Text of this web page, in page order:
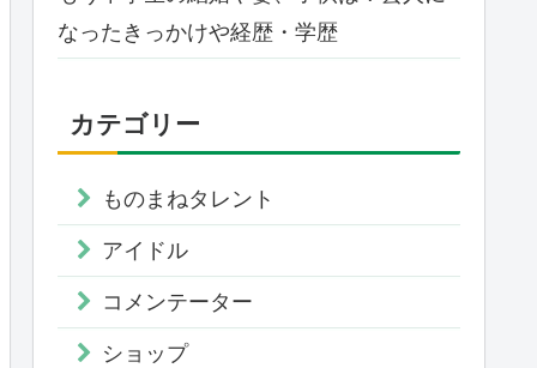
なったきっかけや経歴・学歴
カテゴリー
ものまねタレント
アイドル
コメンテーター
ショップ